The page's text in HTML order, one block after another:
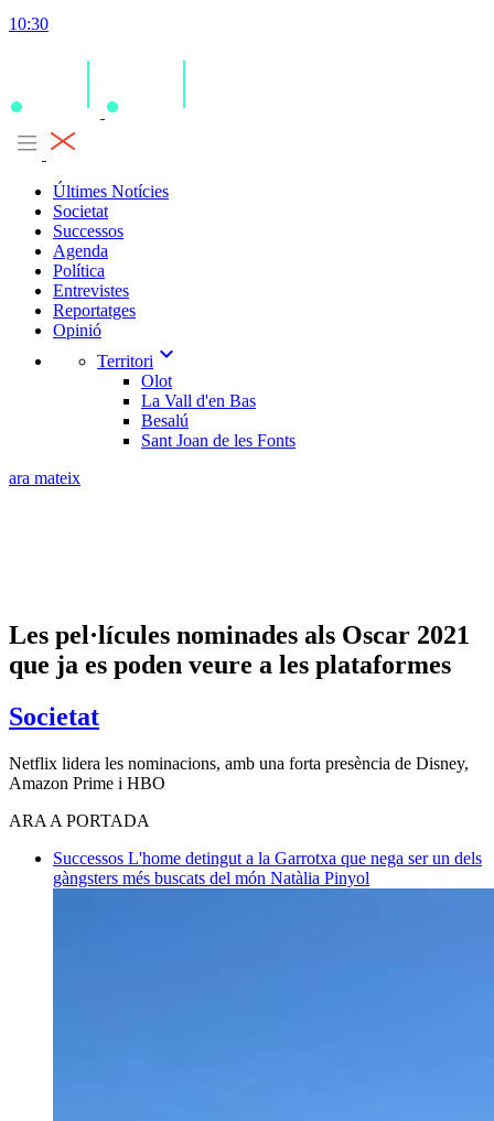
10:30
Últimes Notícies
Societat
Successos
Agenda
Política
Entrevistes
Reportatges
Opinió
Territori expand_more
Olot
La Vall d'en Bas
Besalú
Sant Joan de les Fonts
ara mateix
Les pel·lícules nominades als Oscar 2021
que ja es poden veure a les plataformes
Societat
Netflix lidera les nominacions, amb una forta presència de Disney,
Amazon Prime i HBO
ARA A PORTADA
Successos L'home detingut a la Garrotxa que nega ser un dels
gàngsters més buscats del món Natàlia Pinyol